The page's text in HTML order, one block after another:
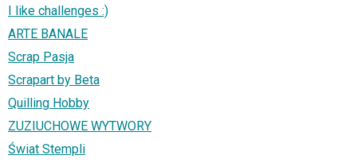
I like challenges :)
ARTE BANALE
Scrap Pasja
Scrapart by Beta
Quilling Hobby
ZUZIUCHOWE WYTWORY
Świat Stempli